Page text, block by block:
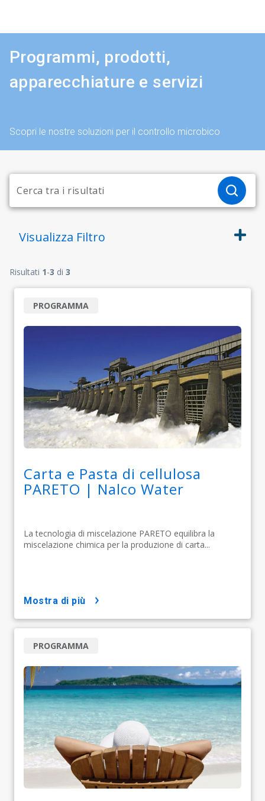
Programmi, prodotti,
apparecchiature e servizi
Scopri le nostre soluzioni per il controllo microbico
Visualizza Filtro
Risultati 1-3 di 3
Carta e Pasta di cellulosa
PARETO | Nalco Water
La tecnologia di miscelazione PARETO equilibra la
miscelazione chimica per la produzione di carta...
PROGRAMMA
mostra di più
PROGRAMMA